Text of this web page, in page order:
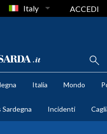
Italy ACCEDI
Italia Mondo
Sardegna Incidenti